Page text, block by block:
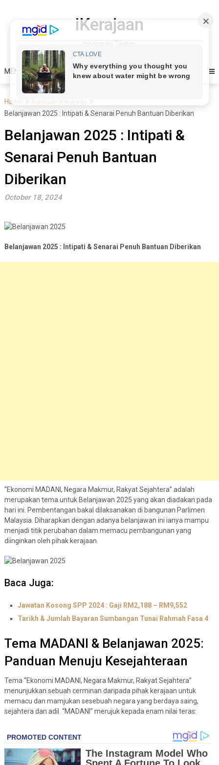
iKerajaan
Informasi Terkini
MENU
Home
Bantuan Kerajaan
Belanjawan 2025 : Intipati & Senarai Penuh Bantuan Diberikan
Belanjawan 2025 : Intipati &
Senarai Penuh Bantuan
Diberikan
October 18, 2024
Belanjawan 2025 : Intipati & Senarai Penuh Bantuan Diberikan
“Ekonomi MADANI, Negara Makmur, Rakyat Sejahtera” adalah
merupakan tema untuk Belanjawan 2025 yang akan diadakan pada
hari ini. Pembentangan bakal dilaksanakan di bangunan Parlimen
Malaysia. Diharapkan dengan adanya belanjawan ini ianya mampu
menjadi titik perubahan dalam memacu pembangunan yang
diinginkan oleh pihak kerajaan.
Baca Juga:
Jawatan Kosong SPP 2024 : Gaji RM2,188 – RM9,552
Tarikh & Jumlah Bayaran Sumbangan Tunai Rahmah Fasa 4
Tema MADANI & Belanjawan 2025:
Panduan Menuju Kesejahteraan
Tema “Ekonomi MADANI, Negara Makmur, Rakyat Sejahtera”
menunjukkan sebuah cerminan daripada pihak kerajaan untuk
memacu dan mamjukan sesebuah negara yang berdaya saing,
sejahtera dan adil. “MADANI” merujuk kepada enam nilai teras: